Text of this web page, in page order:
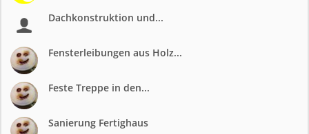
Dachkonstruktion und...
Fensterleibungen aus Holz...
Feste Treppe in den...
Sanierung Fertighaus